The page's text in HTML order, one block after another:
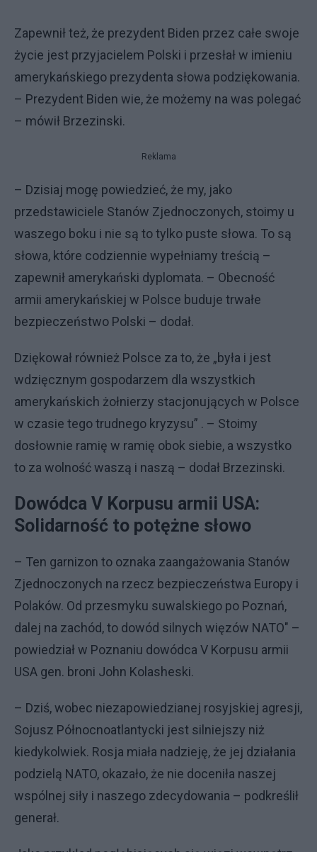
Zapewnił też, że prezydent Biden przez całe swoje
życie jest przyjacielem Polski i przesłał w imieniu
amerykańskiego prezydenta słowa podziękowania.
– Prezydent Biden wie, że możemy na was polegać
– mówił Brzezinski.
Reklama
– Dzisiaj mogę powiedzieć, że my, jako
przedstawiciele Stanów Zjednoczonych, stoimy u
waszego boku i nie są to tylko puste słowa. To są
słowa, które codziennie wypełniamy treścią –
zapewnił amerykański dyplomata. – Obecność
armii amerykańskiej w Polsce buduje trwałe
bezpieczeństwo Polski – dodał.
Dziękował również Polsce za to, że „była i jest
wdzięcznym gospodarzem dla wszystkich
amerykańskich żołnierzy stacjonujących w Polsce
w czasie tego trudnego kryzysu” . – Stoimy
dosłownie ramię w ramię obok siebie, a wszystko
to za wolność waszą i naszą – dodał Brzezinski.
Dowódca V Korpusu armii USA:
Solidarność to potężne słowo
– Ten garnizon to oznaka zaangażowania Stanów
Zjednoczonych na rzecz bezpieczeństwa Europy i
Polaków. Od przesmyku suwalskiego po Poznań,
dalej na zachód, to dowód silnych więzów NATO" –
powiedział w Poznaniu dowódca V Korpusu armii
USA gen. broni John Kolasheski.
– Dziś, wobec niezapowiedzianej rosyjskiej agresji,
Sojusz Północnoatlantycki jest silniejszy niż
kiedykolwiek. Rosja miała nadzieję, że jej działania
podzielą NATO, okazało, że nie doceniła naszej
wspólnej siły i naszego zdecydowania – podkreślił
generał.